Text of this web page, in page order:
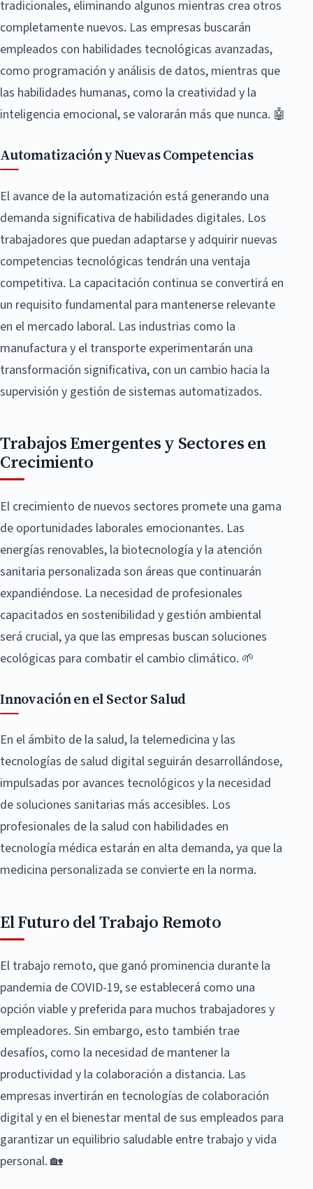
tradicionales, eliminando algunos mientras crea otros
completamente nuevos. Las empresas buscarán
empleados con habilidades tecnológicas avanzadas,
como programación y análisis de datos, mientras que
las habilidades humanas, como la creatividad y la
inteligencia emocional, se valorarán más que nunca. 🤖
Automatización y Nuevas Competencias
El avance de la automatización está generando una
demanda significativa de habilidades digitales. Los
trabajadores que puedan adaptarse y adquirir nuevas
competencias tecnológicas tendrán una ventaja
competitiva. La capacitación continua se convertirá en
un requisito fundamental para mantenerse relevante
en el mercado laboral. Las industrias como la
manufactura y el transporte experimentarán una
transformación significativa, con un cambio hacia la
supervisión y gestión de sistemas automatizados.
Trabajos Emergentes y Sectores en
Crecimiento
El crecimiento de nuevos sectores promete una gama
de oportunidades laborales emocionantes. Las
energías renovables, la biotecnología y la atención
sanitaria personalizada son áreas que continuarán
expandiéndose. La necesidad de profesionales
capacitados en sostenibilidad y gestión ambiental
será crucial, ya que las empresas buscan soluciones
ecológicas para combatir el cambio climático. 🌱
Innovación en el Sector Salud
En el ámbito de la salud, la telemedicina y las
tecnologías de salud digital seguirán desarrollándose,
impulsadas por avances tecnológicos y la necesidad
de soluciones sanitarias más accesibles. Los
profesionales de la salud con habilidades en
tecnología médica estarán en alta demanda, ya que la
medicina personalizada se convierte en la norma.
El Futuro del Trabajo Remoto
El trabajo remoto, que ganó prominencia durante la
pandemia de COVID-19, se establecerá como una
opción viable y preferida para muchos trabajadores y
empleadores. Sin embargo, esto también trae
desafíos, como la necesidad de mantener la
productividad y la colaboración a distancia. Las
empresas invertirán en tecnologías de colaboración
digital y en el bienestar mental de sus empleados para
garantizar un equilibrio saludable entre trabajo y vida
personal. 🏡